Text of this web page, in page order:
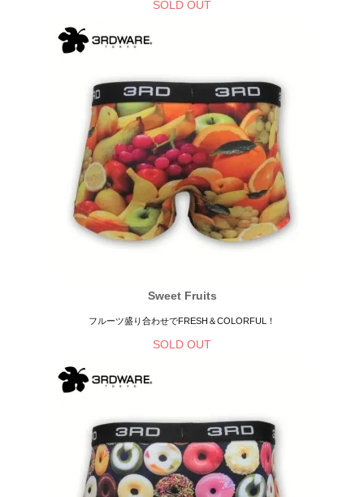
SOLD OUT
Sweet Fruits
フルーツ盛り合わせでFRESH＆COLORFUL！
SOLD OUT